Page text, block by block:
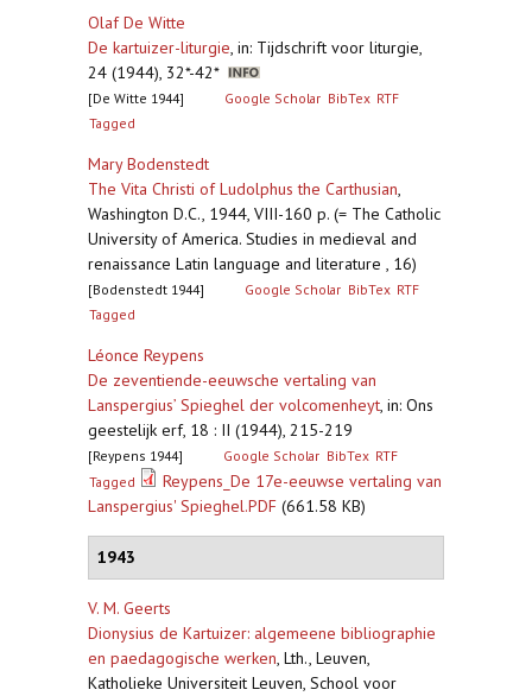
Olaf De Witte
De kartuizer-liturgie, in: Tijdschrift voor liturgie,
24 (1944), 32*-42*
[De Witte 1944] Google Scholar BibTex RTF
Tagged
Mary Bodenstedt
The Vita Christi of Ludolphus the Carthusian,
Washington D.C., 1944, VIII-160 p. (= The Catholic
University of America. Studies in medieval and
renaissance Latin language and literature , 16)
[Bodenstedt 1944] Google Scholar BibTex RTF
Tagged
Léonce Reypens
De zeventiende-eeuwsche vertaling van
Lanspergius’ Spieghel der volcomenheyt, in: Ons
geestelijk erf, 18 : II (1944), 215-219
[Reypens 1944] Google Scholar BibTex RTF
Tagged
Reypens_De 17e-eeuwse vertaling van
Lanspergius' Spieghel.PDF (661.58 KB)
1943
V. M. Geerts
Dionysius de Kartuizer: algemeene bibliographie
en paedagogische werken, Lth., Leuven,
Katholieke Universiteit Leuven, School voor